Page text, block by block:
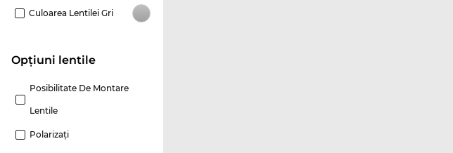
Culoarea Lentilei Gri
Opțiuni lentile
Posibilitate De Montare
Lentile
Polarizaţi